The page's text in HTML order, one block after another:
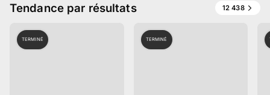
Tendance par résultats 12 438
TERMINÉ TERMINÉ